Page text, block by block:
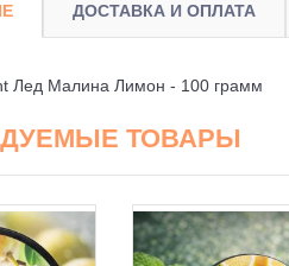
ДОСТАВКА И ОПЛАТА
Лед Малина Лимон - 100 грамм
ТОВАРЫ